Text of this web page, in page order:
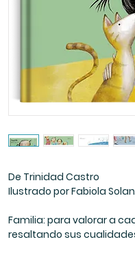
De Trinidad Castro
Ilustrado por Fabiola
Familia: para valorar a
resaltando sus